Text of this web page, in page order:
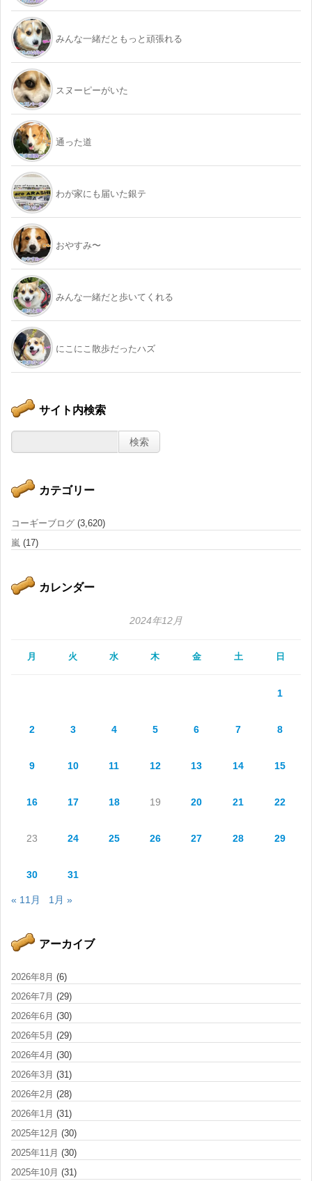
みんな一緒だともっと頑張れる
スヌーピーがいた
通った道
わが家にも届いた銀テ
おやすみ〜
みんな一緒だと歩いてくれる
にこにこ散歩だったハズ
サイト内検索
カテゴリー
コーギーブログ (3,620)
嵐 (17)
カレンダー
2024年12月
月 火 水 木 金 土 日
1
2 3 4 5 6 7 8
9 10 11 12 13 14 15
16 17 18 19 20 21 22
23 24 25 26 27 28 29
30 31
« 11月 1月 »
アーカイブ
2026年8月 (6)
2026年7月 (29)
2026年6月 (30)
2026年5月 (29)
2026年4月 (30)
2026年3月 (31)
2026年2月 (28)
2026年1月 (31)
2025年12月 (30)
2025年11月 (30)
2025年10月 (31)